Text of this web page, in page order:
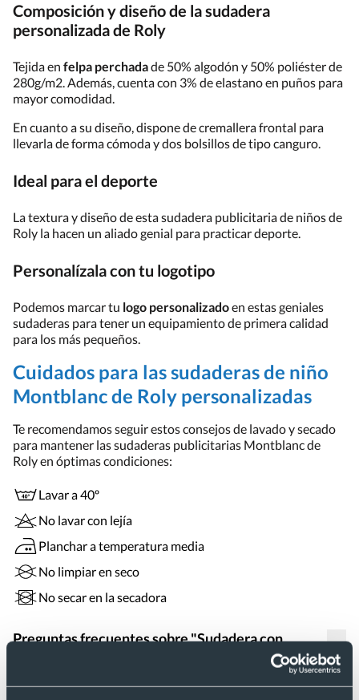
Composición y diseño de la sudadera
personalizada de Roly
Tejida en felpa perchadade 50% algodón y 50% poliéster de
280g/m2. Además, cuenta con 3% de elastano en puños para
mayor comodidad.
En cuanto a su diseño, dispone de cremallera frontal para
llevarla de forma cómoda y dos bolsillos de tipo canguro.
Ideal para el deporte
La textura y diseño de esta sudadera publicitaria de niños de
Roly la hacen un aliado genial para practicar deporte.
Personalízala con tu logotipo
Podemos marcar tu logo personalizadoen estas geniales
sudaderas para tener un equipamiento de primera calidad
para los más pequeños.
Cuidados para las sudaderas de niño
Montblanc de Roly personalizadas
Te recomendamos seguir estos consejos de lavado y secado
para mantener las sudaderas publicitarias Montblanc de
Roly en óptimas condiciones:
Lavar a 40º
No lavar con lejía
Planchar a temperatura media
No limpiar en seco
No secar en la secadora
Preguntas frecuentes sobre "Sudadera con
capucha con detalle canalé de niño Montblanc